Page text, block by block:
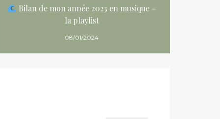
Bilan de mon année 2023 en musique –
la playlist
08/01/2024